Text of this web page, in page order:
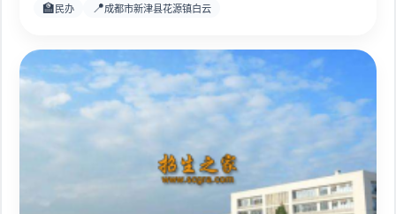
🏫 民办 📍成都市新津县花源镇白云